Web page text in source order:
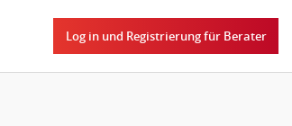
Log in und Registrierung für Berater